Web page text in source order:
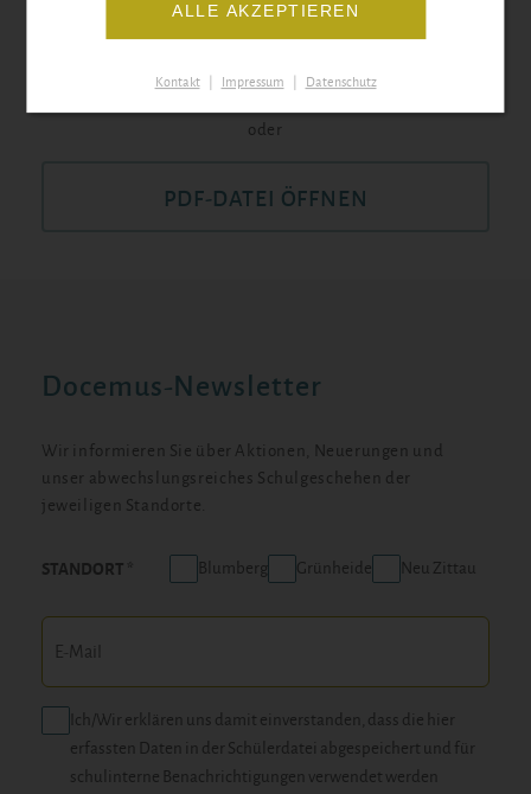
oder
PDF-DATEI ÖFFNEN
Docemus-Newsletter
Wir informieren Sie über Aktionen, Neuerungen und
unser abwechslungsreiches Schulgeschehen der
jeweiligen Standorte.
STANDORT Blumberg Grünheide Neu Zittau
Ich/Wir erklären uns damit einverstanden, dass die hier
erfassten Daten in der Schülerdatei abgespeichert und für
schulinterne Benachrichtigungen verwendet werden
ALLE AKZEPTIEREN
Kontakt Impressum Datenschutz